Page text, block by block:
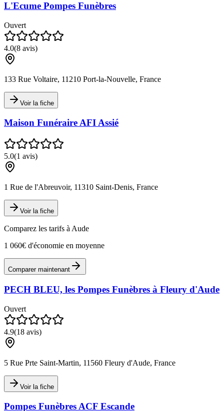
L'Ecume Pompes Funèbres
Ouvert
4.0(8 avis)
133 Rue Voltaire, 11210 Port-la-Nouvelle, France
Voir la fiche
Maison Funéraire AFI Assié
5.0(1 avis)
1 Rue de l'Abreuvoir, 11310 Saint-Denis, France
Voir la fiche
Comparez les tarifs à Aude
1 060€ d'économie en moyenne
Comparer maintenant
PECH BLEU, les Pompes Funèbres à Fleury d'Aude
Ouvert
4.9(18 avis)
5 Rue Prte Saint-Martin, 11560 Fleury d'Aude, France
Voir la fiche
Pompes Funèbres ACF Escande